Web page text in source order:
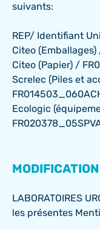
suivants:
REP/ Identifiant
Citeo
Citeo (Papier) /
Screlec (Piles et
Ecologic
LABORATOIRES
les présentes